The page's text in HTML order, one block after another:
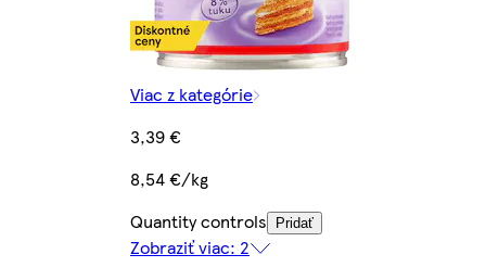
Viac z kategórie
3,39 €
8,54 €/kg
Quantity controls
Pridať
Zobraziť viac: 2